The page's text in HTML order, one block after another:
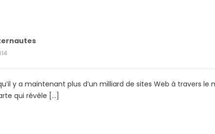
y a maintenant plus d’un milliard de sites Web à travers le
qui révèle […]